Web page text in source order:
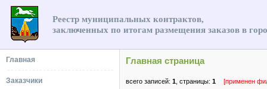
Реестр муниципальных контрактов,
заключенных по итогам размещения заказов в
Главная
Заказчики
Главная страница
всего записей: 1 , страницы: 1 [применен